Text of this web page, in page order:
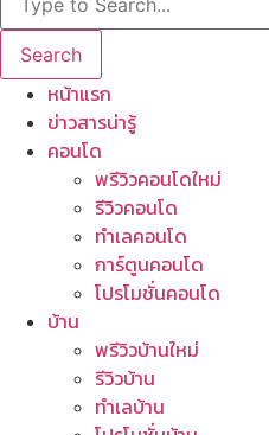
Search
หน้าแรก
ข่าวสารน่ารู้
คอนโด
พรีวิวคอนโดใหม่
รีวิวคอนโด
ทำเลคอนโด
การ์ตูนคอนโด
โปรโมชั่นคอนโด
บ้าน
พรีวิวบ้านใหม่
รีวิวบ้าน
ทำเลบ้าน